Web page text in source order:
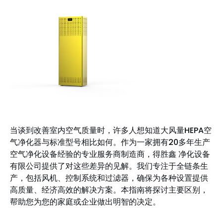
当谈到改善室内空气质量时，许多人想知道大风量HEPA空
气净化器与标准型号相比如何。作为一家拥有20多年生产
空气净化设备经验的专业服务商制造商，得胜鑫 净化设备
有限公司提供了对这些差异的见解。我们专注于全链条生
产，包括风机、控制系统和过滤器，确保为各种设置提供
高质量、经济高效的解决方案。本指南将探讨主要区别，
帮助您为您的家庭或企业做出明智的决定。